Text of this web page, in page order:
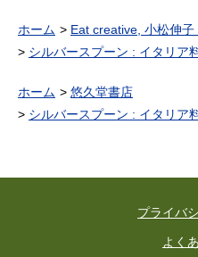
ホーム
Eat creative, 小松伸子
シルバースプーン : イタリア
ホーム
悠久堂書店
シルバースプーン : イタリア
プライバ
よく